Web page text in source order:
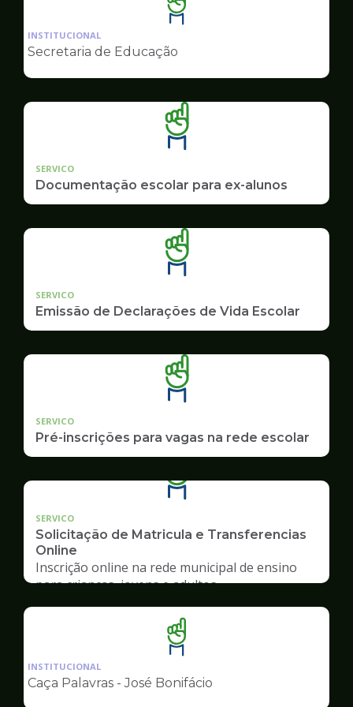
Ilustração
da
pagina
Educação
INSTITUCIONAL
Secretaria de Educação
SERVICO
Documentação escolar para ex-alunos
SERVICO
Emissão de Declarações de Vida Escolar
SERVICO
Pré-inscrições para vagas na rede escolar
SERVICO
Solicitação de Matricula e Transferencias
Online
Inscrição online na rede municipal de ensino
para crianças, jovens e adultos
Ilustração
da
pagina
INSTITUCIONAL
Caça Palavras - José Bonifácio